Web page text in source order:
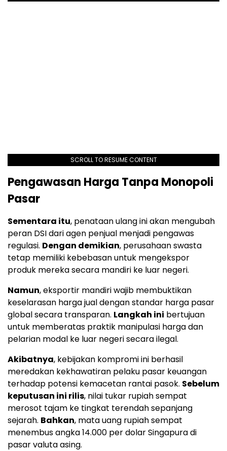
SCROLL TO RESUME CONTENT
Pengawasan Harga Tanpa Monopoli
Pasar
Sementara itu, penataan ulang ini akan mengubah
peran DSI dari agen penjual menjadi pengawas
regulasi. Dengan demikian, perusahaan swasta
tetap memiliki kebebasan untuk mengekspor
produk mereka secara mandiri ke luar negeri.
Namun, eksportir mandiri wajib membuktikan
keselarasan harga jual dengan standar harga pasar
global secara transparan. Langkah ini bertujuan
untuk memberatas praktik manipulasi harga dan
pelarian modal ke luar negeri secara ilegal.
Akibatnya, kebijakan kompromi ini berhasil
meredakan kekhawatiran pelaku pasar keuangan
terhadap potensi kemacetan rantai pasok. Sebelum
keputusan ini rilis, nilai tukar rupiah sempat
merosot tajam ke tingkat terendah sepanjang
sejarah. Bahkan, mata uang rupiah sempat
menembus angka 14.000 per dolar Singapura di
pasar valuta asing.